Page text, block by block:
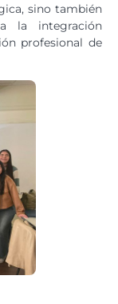
sino también
la integración
profesional de